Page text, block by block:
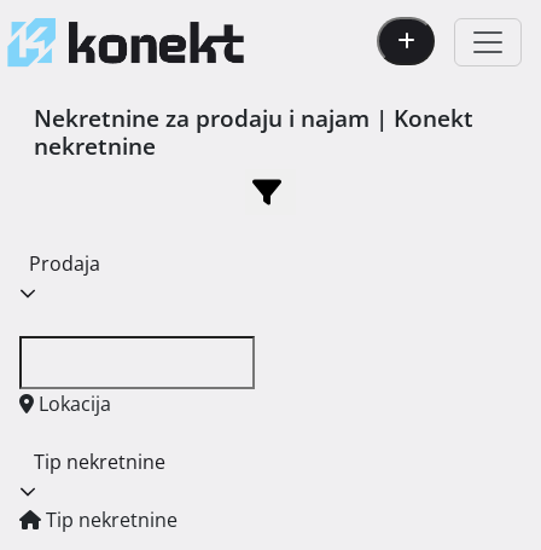
Nekretnine za prodaju i najam | Konekt
nekretnine
Prodaja
Lokacija
Tip nekretnine
Tip nekretnine